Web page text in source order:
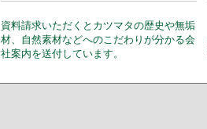
資料請求いただくとカツマタの歴史や無垢
材、自然素材などへのこだわりが分かる会
社案内を送付しています。